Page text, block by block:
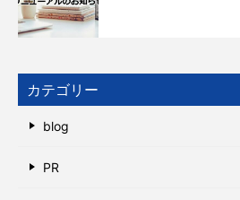
カテゴリー
blog
PR